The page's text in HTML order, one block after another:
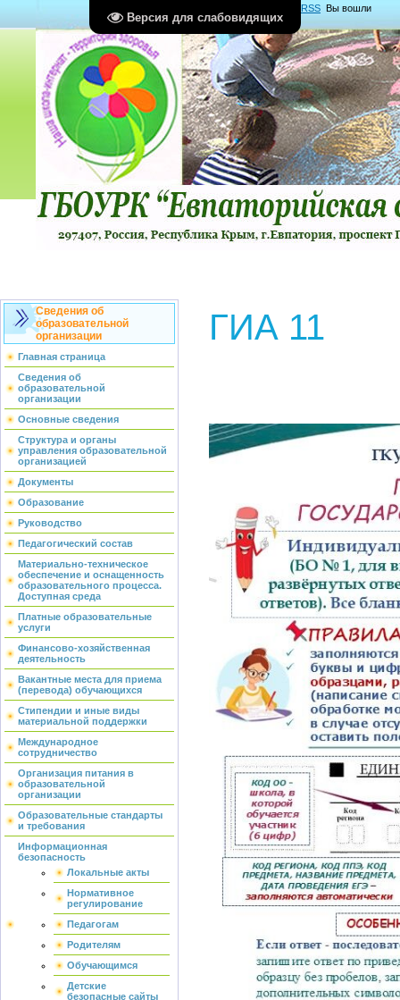
Версия для слабовидящих
RSS Вы вошли
какГость Группа "Гости"
Сведения об
образовательной
организации
Главная страница
Сведения об
образовательной
организации
Основные сведения
Структура и органы
управления образовательной
организацией
Документы
Образование
Руководство
Педагогический состав
Материально-техническое
обеспечение и оснащенность
образовательного процесса.
Доступная среда
Платные образовательные
услуги
Финансово-хозяйственная
деятельность
Вакантные места для приема
(перевода) обучающихся
Стипендии и иные виды
материальной поддержки
Международное
сотрудничество
Организация питания в
образовательной
организации
Образовательные стандарты
и требования
Информационная
безопасность
Локальные акты
Нормативное
регулирование
Педагогам
Родителям
Обучающимся
Детские
безопасные сайты
ГИА 11